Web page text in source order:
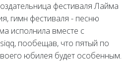
фестиваля Лайма
гимн фестиваля - песню
исполнила вместе с
пообещав, что пятый по
юбилея будет особенным.